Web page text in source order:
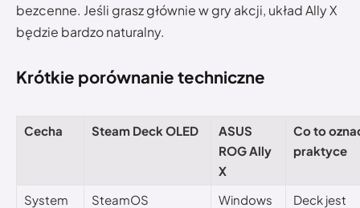
bezcenne. Jeśli grasz głównie w gry akcji, układ Ally X
będzie bardzo naturalny.
Krótkie porównanie techniczne
Cecha Steam Deck OLED
ASUS
ROG Ally
X
Co to
praktyce
System SteamOS
Windows
Deck jest